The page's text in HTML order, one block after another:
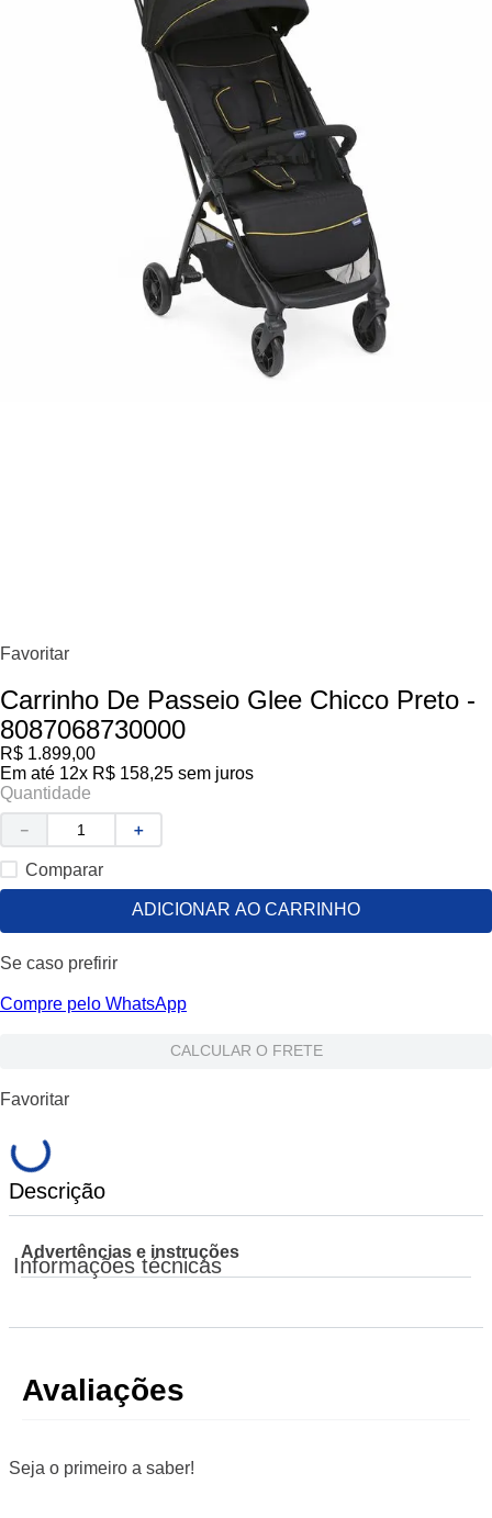
Favoritar
Carrinho De Passeio Glee Chicco Preto -
8087068730000
R$ 1.899,00
Em até 12x R$ 158,25 sem juros
Quantidade
＋
－
Comparar
ADICIONAR AO CARRINHO
Se caso prefirir
Compre pelo WhatsApp
CALCULAR O FRETE
Favoritar
Descrição
Advertências e instruções
Informações técnicas
Avaliações
Seja o primeiro a saber!